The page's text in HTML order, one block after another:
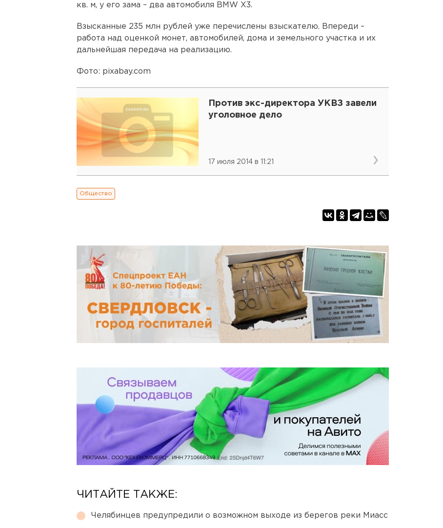
кв. м, у его зама – два автомобиля BMW X3.
Взысканные 235 млн рублей уже перечислены взыскателю. Впереди –
работа над оценкой монет, автомобилей, дома и земельного участка и их
дальнейшая передача на реализацию.
Фото: pixabay.com
Против экс-директора УКВЗ завели
уголовное дело
17 июля 2014 в 11:21
Общество
ЧИТАЙТЕ ТАКЖЕ:
Челябинцев предупредили о возможном выходе из берегов реки Миасс